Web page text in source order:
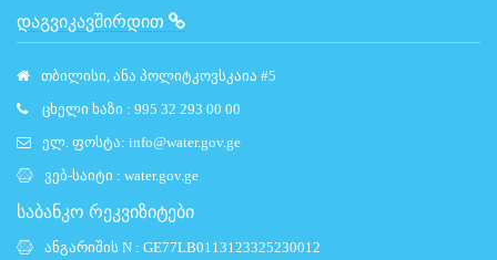
ᲓᲐᲒᲕᲘᲙᲐᲕᲨᲘᲠᲓᲘᲗ
თბილისი, ანა პოლიტკოვსკაია #5
ცხელი ხაზი : 995 32 293 00 00
ელ. ფოსტა: info@water.gov.ge
ვებ-საიტი : water.gov.ge
საბანკო რეკვიზიტები
ანგარიშის N : GE77LB0113123325230012